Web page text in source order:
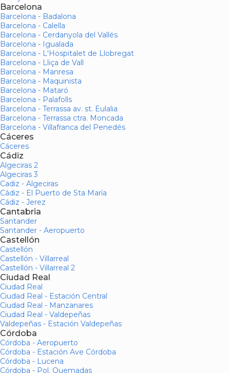
Barcelona
Barcelona - Badalona
Barcelona - Calella
Barcelona - Cerdanyola del Vallés
Barcelona - Igualada
Barcelona - L'Hospitalet de Llobregat
Barcelona - Lliça de Vall
Barcelona - Manresa
Barcelona - Maquinista
Barcelona - Mataró
Barcelona - Palafolls
Barcelona - Terrassa av. st. Eulalia
Barcelona - Terrassa ctra. Moncada
Barcelona - Villafranca del Penedés
Cáceres
Cáceres
Cádiz
Algeciras 2
Algeciras 3
Cadiz - Algeciras
Cádiz - El Puerto de Sta María
Cádiz - Jerez
Cantabria
Santander
Santander - Aeropuerto
Castellón
Castellón
Castellón - Villarreal
Castellón - Villarreal 2
Ciudad Real
Ciudad Real
Ciudad Real - Estación Central
Ciudad Real - Manzanares
Ciudad Real - Valdepeñas
Valdepeñas - Estación Valdepeñas
Córdoba
Córdoba - Aeropuerto
Córdoba - Estación Ave Córdoba
Córdoba - Lucena
Córdoba - Pol. Quemadas